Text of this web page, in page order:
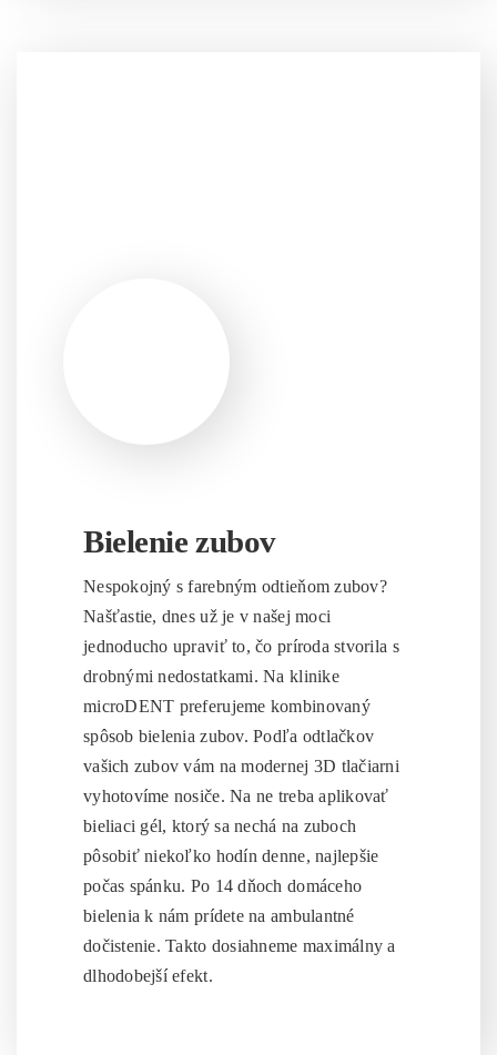
Bielenie zubov
Nespokojný s farebným odtieňom zubov?
Našťastie, dnes už je v našej moci
jednoducho upraviť to, čo príroda stvorila s
drobnými nedostatkami. Na klinike
microDENT preferujeme kombinovaný
spôsob bielenia zubov. Podľa odtlačkov
vašich zubov vám na modernej 3D tlačiarni
vyhotovíme nosiče. Na ne treba aplikovať
bieliaci gél, ktorý sa nechá na zuboch
pôsobiť niekoľko hodín denne, najlepšie
počas spánku. Po 14 dňoch domáceho
bielenia k nám prídete na ambulantné
dočistenie. Takto dosiahneme maximálny a
dlhodobejší efekt.